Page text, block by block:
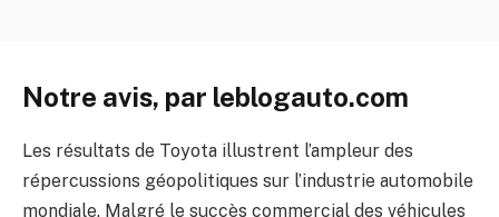
Notre avis, par leblogauto.com
Les résultats de Toyota illustrent l’ampleur des
répercussions géopolitiques sur l’industrie automobile
mondiale. Malgré le succès commercial des véhicules